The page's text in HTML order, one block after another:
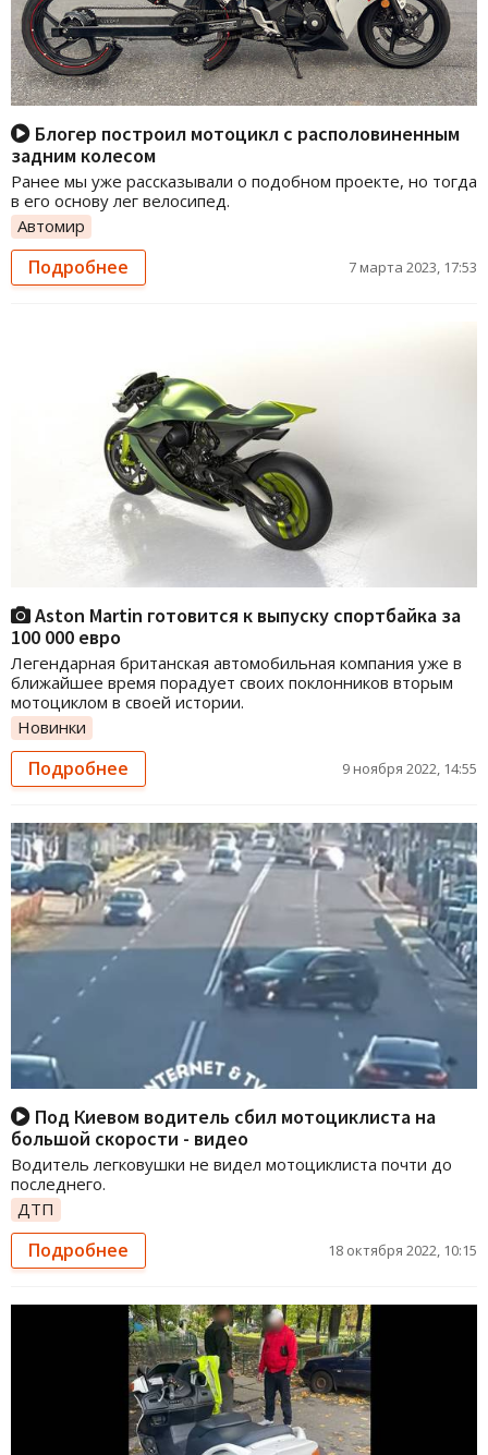
Блогер построил мотоцикл с располовиненным
задним колесом
Ранее мы уже рассказывали о подобном проекте, но тогда
в его основу лег велосипед.
Автомир
Подробнее 7 марта 2023, 17:53
Aston Martin готовится к выпуску спортбайка за
100 000 евро
Легендарная британская автомобильная компания уже в
ближайшее время порадует своих поклонников вторым
мотоциклом в своей истории.
Новинки
Подробнее 9 ноября 2022, 14:55
Под Киевом водитель сбил мотоциклиста на
большой скорости - видео
Водитель легковушки не видел мотоциклиста почти до
последнего.
ДТП
Подробнее 18 октября 2022, 10:15